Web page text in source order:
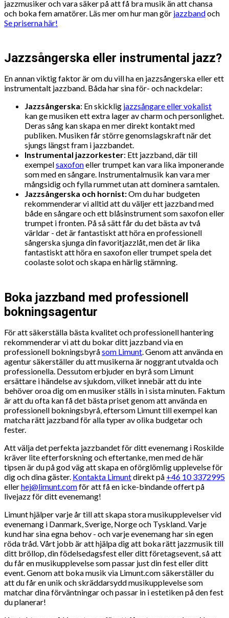
jazzmusiker och vara säker på att få bra musik än att chansa
och boka fem amatörer. Läs mer om hur man gör jazzbandoch
Se priserna här!
Jazzsångerska eller instrumental jazz?
En annan viktig faktor är om du vill ha en jazzsångerska eller ett
instrumentalt jazzband. Båda har sina för- och nackdelar:
Jazzsångerska: En skicklig jazzsångare eller vokalist
kan ge musiken ett extra lager av charm och personlighet.
Deras sång kan skapa en mer direkt kontakt med
publiken. Musiken får större genomslagskraft när det
sjungs längst fram i jazzbandet.
Instrumental jazzorkester: Ett jazzband, där till
exempelsaxofoneller trumpet kan vara lika imponerande
som med en sångare. Instrumentalmusik kan vara mer
mångsidig och fylla rummet utan att dominera samtalen.
Jazzsångerska och hornist:Om du har budgeten
rekommenderar vi alltid att du väljer ett jazzband med
både en sångare och ett blåsinstrument som saxofon eller
trumpet i fronten. På så sätt får du det bästa av två
världar - det är fantastiskt att höra en professionell
sångerska sjunga din favoritjazzlåt, men det är lika
fantastiskt att höra en saxofon eller trumpet spela det
coolaste solot och skapa en härlig stämning.
Boka jazzband med professionell
bokningsagentur
För att säkerställa bästa kvalitet och professionell hantering
rekommenderar vi att du bokar ditt jazzband via en
professionell bokningsbyråsom Limunt. Genom att använda en
agentur säkerställer du att musikerna är noggrant utvalda och
professionella. Dessutom erbjuder en byrå som Limunt
ersättare i händelse av sjukdom, vilket innebär att du inte
behöver oroa dig om en musiker ställs in i sista minuten. Faktum
är att du ofta kan få det bästa priset genom att använda en
professionell bokningsbyrå, eftersom Limunt till exempel kan
matcha rätt jazzband för alla typer av olika budgetar och
fester.
Att välja det perfekta jazzbandet för ditt evenemang i Roskilde
kräver lite efterforskning och eftertanke, men med de här
tipsen är du på god väg att skapa en oförglömlig upplevelse för
dig och dina gäster. Kontakta Limuntdirekt på +46 10 3372995
ellerhej@limunt.comför att få en icke-bindande offert på
livejazz för ditt evenemang!
Limunt hjälper varje år till att skapa stora musikupplevelser vid
evenemang i Danmark, Sverige, Norge och Tyskland. Varje
kund har sina egna behov - och varje evenemang har sin egen
röda tråd. Vårt jobb är att hjälpa dig att boka rätt jazzmusik till
ditt bröllop, din födelsedagsfest eller ditt företagsevent, så att
du får en musikupplevelse som passar just din fest eller ditt
event. Genom att boka musik via Limunt.com säkerställer du
att du får en unik och skräddarsydd musikupplevelse som
matchar dina förväntningar och passar in i estetiken på den fest
du planerar!